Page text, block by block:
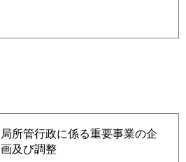
局所管行政に係る重要事業の企
画及び調整